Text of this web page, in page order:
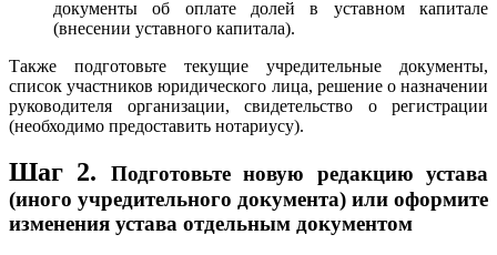
документы об оплате долей в уставном капитале
(внесении уставного капитала).
Также подготовьте текущие учредительные документы,
список участников юридического лица, решение о назначении
руководителя организации, свидетельство о регистрации
(необходимо предоставить нотариусу).
Шаг 2.
Подготовьте новую редакцию устава
(иного учредительного документа) или оформите
изменения устава отдельным документом